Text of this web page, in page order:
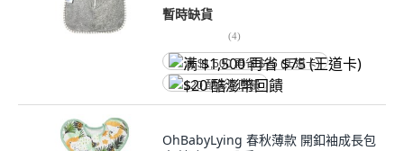
暫時缺貨
(4)
满 $1,500 再省 $75 (王道卡)
$20 酷澎幣回饋
OhBabyLying 春秋薄款 開釦袖成長包